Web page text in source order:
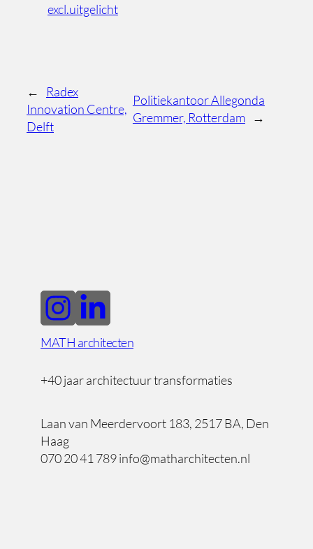
excl.uitgelicht
←
Radex
Innovation Centre,
Delft
Politiekantoor Allegonda
Gremmer, Rotterdam
→
MATH architecten
+40 jaar architectuur transformaties
Laan van Meerdervoort 183, 2517 BA, Den
Haag
070 20 41 789 info@matharchitecten.nl